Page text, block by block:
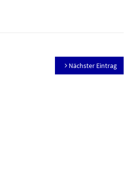
Nächster Eintrag